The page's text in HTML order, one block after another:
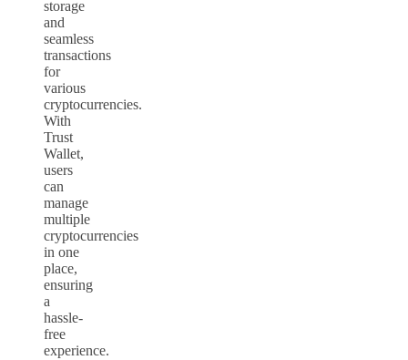
storage
and
seamless
transactions
for
various
cryptocurrencies.
With
Trust
Wallet,
users
can
manage
multiple
cryptocurrencies
in one
place,
ensuring
a
hassle-
free
experience.